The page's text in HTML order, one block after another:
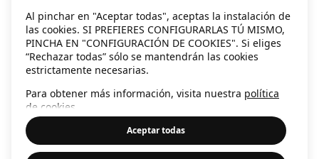
Al pinchar en "Aceptar todas", aceptas la instalación de
las cookies. SI PREFIERES CONFIGURARLAS TÚ MISMO,
PINCHA EN "CONFIGURACIÓN DE COOKIES". Si eliges
“Rechazar todas” sólo se mantendrán las cookies
estrictamente necesarias.
Para obtener más información, visita nuestra política
de cookies
Aceptar todas